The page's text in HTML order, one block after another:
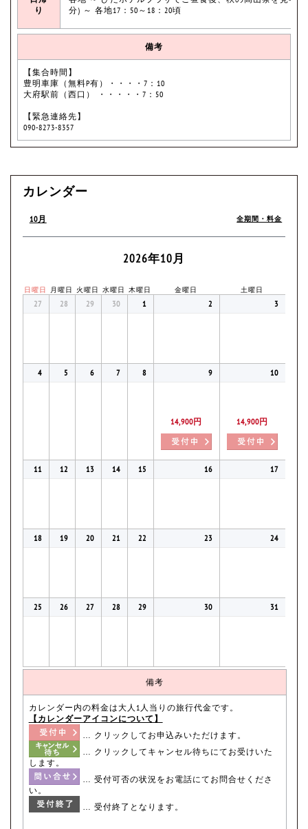
り
分) ～ 各地17：50～18：20頃
備考
【集合時間】
豊明車庫（無料P有）・・・・7：10
大府駅前（西口） ・・・・・7：50
【緊急連絡先】
090-8273-8357
カレンダー
10月 全期間・料金
2026年10月
日曜日 月曜日 火曜日 水曜日 木曜日 金曜日 土曜日
27 28 29 30 1 2 3
4 5 6 7 8 9
14,900円
10
14,900円
11 12 13 14 15 16 17
18 19 20 21 22 23 24
25 26 27 28 29 30 31
備考
カレンダー内の料金は大人1人当りの旅行代金です。
【カレンダーアイコンについて】
… クリックしてお申込みいただけます。
… クリックしてキャンセル待ちにてお受けいた
します。
… 受付可否の状況をお電話にてお問合せくださ
い。
… 受付終了となります。